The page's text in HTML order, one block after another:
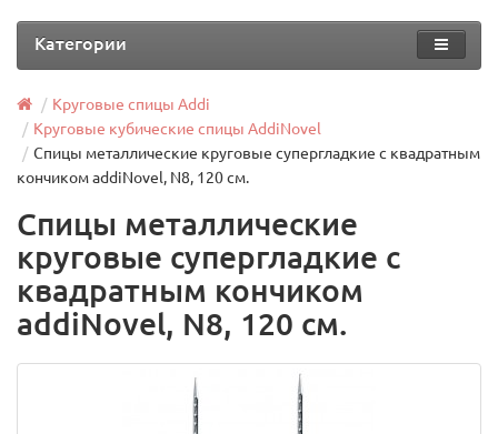
Категории
Круговые спицы Addi
Круговые кубические спицы AddiNovel
Спицы металлические круговые супергладкие c квадратным
кончиком addiNovel, N8, 120 см.
Спицы металлические
круговые супергладкие c
квадратным кончиком
addiNovel, N8, 120 см.